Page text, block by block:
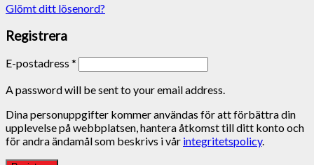
Glömt ditt lösenord?
Registrera
E-postadress *
A password will be sent to your email address.
Dina personuppgifter kommer användas för att förbättra din
upplevelse på webbplatsen, hantera åtkomst till ditt konto och
för andra ändamål som beskrivs i vår integritetspolicy.